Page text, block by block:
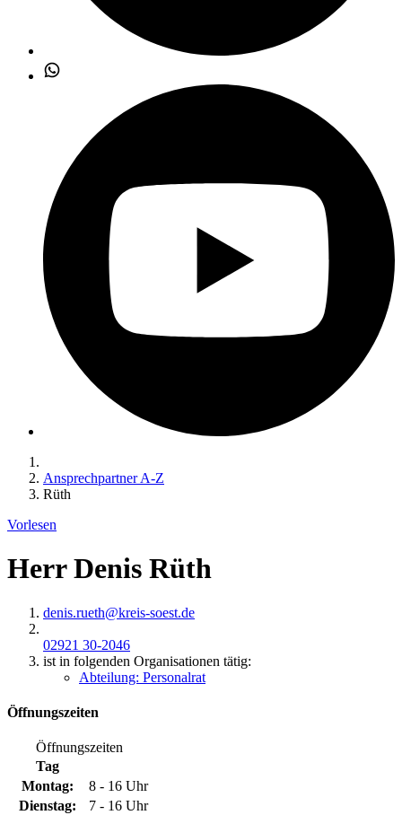
Ansprechpartner A-Z
Rüth
Vorlesen
Herr Denis Rüth
denis.rueth@​kreis-soest.de
02921 30-2046
ist in folgenden Organisationen tätig:
Abteilung: Personalrat
Öffnungszeiten
Öffnungszeiten
Tag
Montag:
8 - 16 Uhr
Dienstag:
7 - 16 Uhr